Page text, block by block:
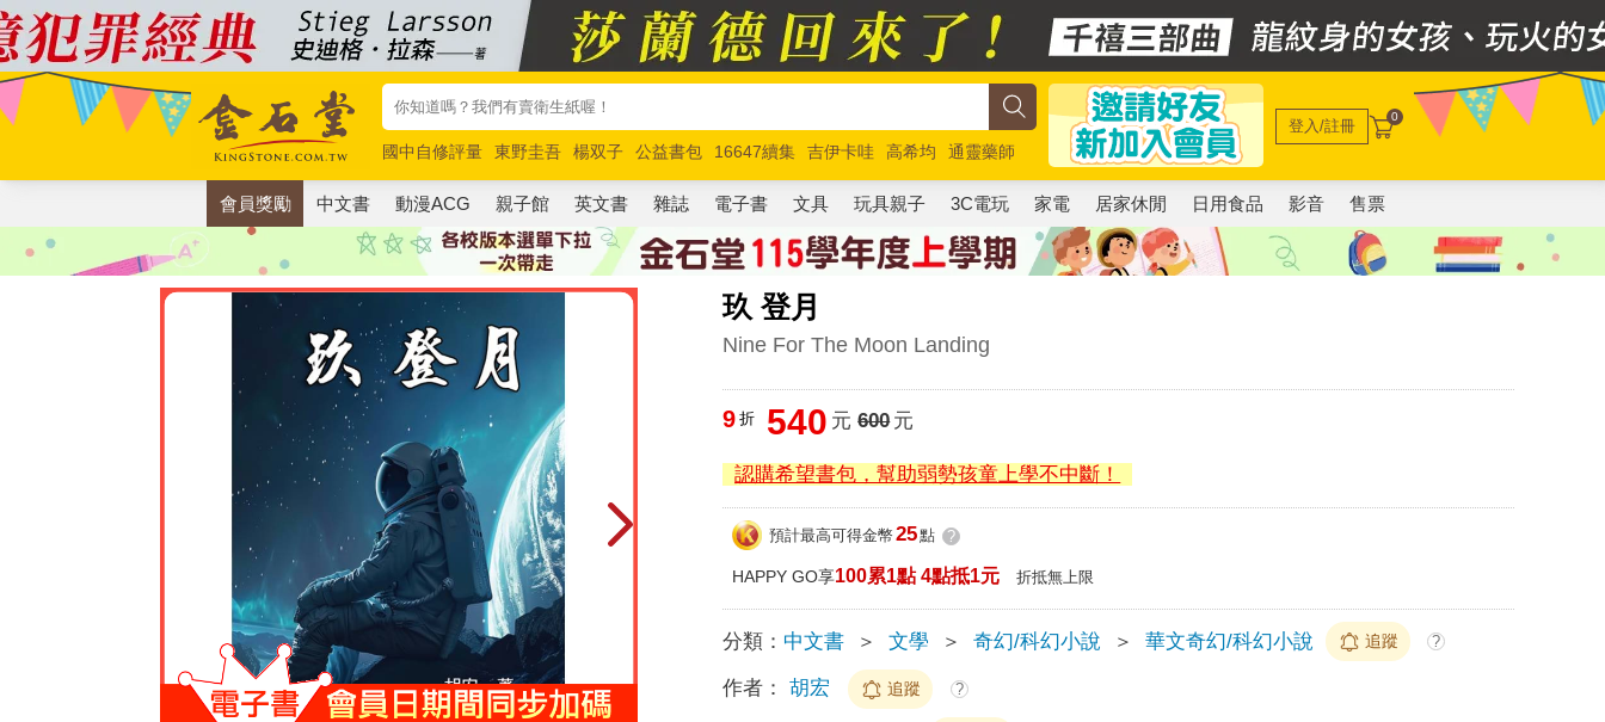
國中自修評量 東野圭吾 楊双子 公益書包 16647續集 吉伊卡哇 高希均
通靈藥師
唯紅花綻放
奧德賽 路邊攤新作 馬斯克 玩具總動員5 超慢跑
登入/註冊 0
會員獎勵 中文書 動漫ACG 親子館 英文書 雜誌 電子書 文具 玩具親子 3C電玩 家電 居家休閒 日用食品 影音 售票
玖 登月
Nine For The Moon Landing
9 折 540 元 600元
認購希望書包，幫助弱勢孩童上學不中斷！
預計最高可得金幣 25點 ?
HAPPY GO享100累1點 4點抵1元 折抵無上限
分類： 中文書 ＞ 文學 ＞ 奇幻/科幻小說 ＞ 華文奇幻/科幻小說 追蹤 ?
作者： 胡宏 追蹤 ?